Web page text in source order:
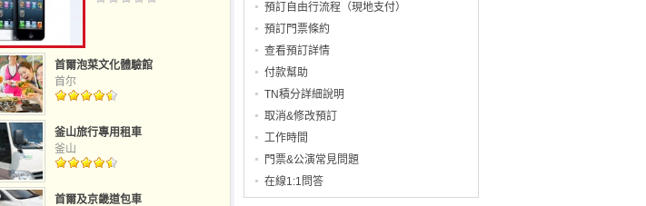
首爾泡菜文化體驗館
首尔
釜山旅行專用租車
釜山
首爾及京畿道包車
預訂自由行流程（現地支付）
預訂門票條約
查看預訂詳情
付款幫助
TN積分詳細說明
取消&修改預訂
工作時間
門票&公演常見問題
在線1:1問答